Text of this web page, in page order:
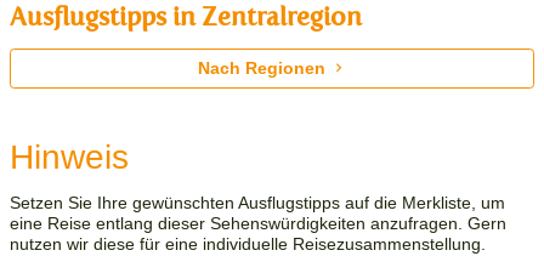
Ausflugstipps in Zentralregion
Nach Regionen
Hinweis
Setzen Sie Ihre gewünschten Ausflugstipps auf die Merkliste, um
eine Reise entlang dieser Sehenswürdigkeiten anzufragen. Gern
nutzen wir diese für eine individuelle Reisezusammenstellung.